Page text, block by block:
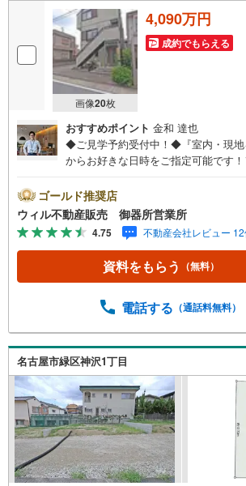
画像20枚
4,090万円
成約でもらえる
おすすめポイント 金和 達也
◆ご見学予約受付中！◆『室内・現地
からお好きな日時をご指定可能です
名古屋市昭和区、天白区の直接のご売
だいている不動産仲介会社です。ネッ
境はもちろん、過去にお任せいただい
の声をもとに住戸環境を提案致します
探しの方へ/弊社では平日にご内覧・
い探しをされるお客様にサービスを
ています。事前にご予約頂きました
ある方へ/不動産業者間で不動産情報
で、名古屋市全域や、その他隣接エリ
です！ 【御器所営業所】○地下鉄桜通
所」駅徒歩1分○お子様が遊べるキッ
日ございません
ゴールド推奨店
ウィル不動産販売 御器所営業所
4.75 不動産会社レビュー
資料をもらう （無料）
電話する （通話料無料）
名古屋市緑区神沢1丁目